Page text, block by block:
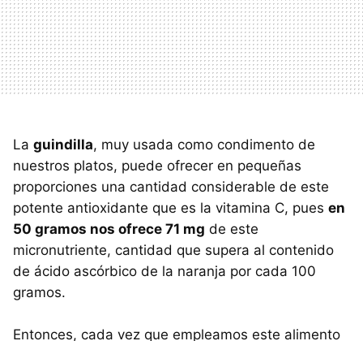
La guindilla, muy usada como condimento de
nuestros platos, puede ofrecer en pequeñas
proporciones una cantidad considerable de este
potente antioxidante que es la vitamina C, pues en
50 gramos nos ofrece 71 mg de este
micronutriente, cantidad que supera al contenido
de ácido ascórbico de la naranja por cada 100
gramos.
Entonces, cada vez que empleamos este alimento